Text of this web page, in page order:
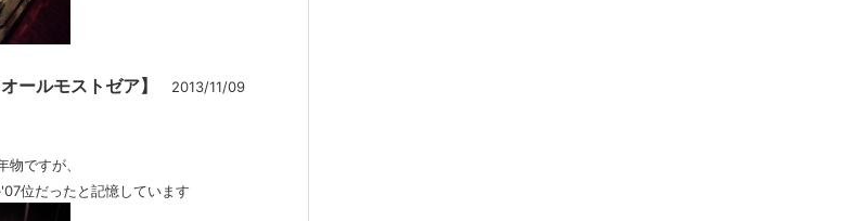
ルモストゼア】
2013/11/09
ですが、
位だったと記憶しています